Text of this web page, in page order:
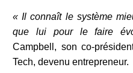
« Il connaît le système
que lui pour le faire
Campbell, son co-
Tech, devenu entrepreneur.